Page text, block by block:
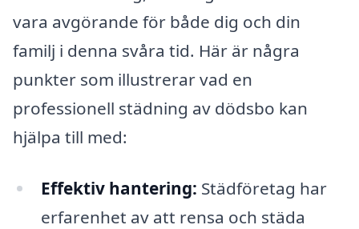
vara avgörande för både dig och din
familj i denna svåra tid. Här är några
punkter som illustrerar vad en
professionell städning av dödsbo kan
hjälpa till med:
Effektiv hantering: Städföretag har
erfarenhet av att rensa och städa